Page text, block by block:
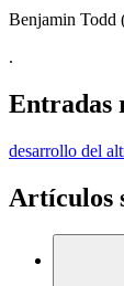
Benjamin Todd
.
Entradas
desarrollo del
Artículos